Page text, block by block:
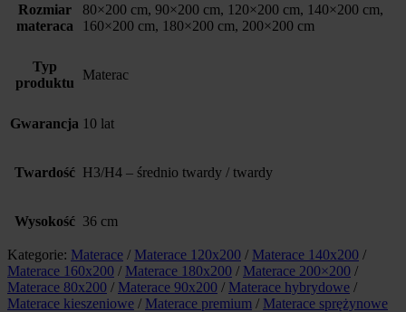
Rozmiar
materaca
80×200 cm, 90×200 cm, 120×200 cm, 140×200 cm,
160×200 cm, 180×200 cm, 200×200 cm
Typ
produktu
Materac
Gwarancja 10 lat
Twardość H3/H4 – średnio twardy / twardy
Wysokość 36 cm
Kategorie: Materace / Materace 120x200 / Materace 140x200 /
Materace 160x200 / Materace 180x200 / Materace 200×200 /
Materace 80x200 / Materace 90x200 / Materace hybrydowe /
Materace kieszeniowe / Materace premium / Materace sprężynowe